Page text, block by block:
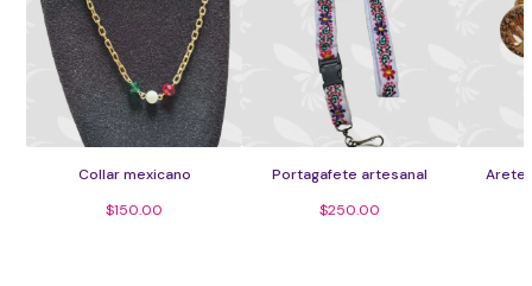
Collar mexicano
$150.00
Portagafete artesanal
$250.00